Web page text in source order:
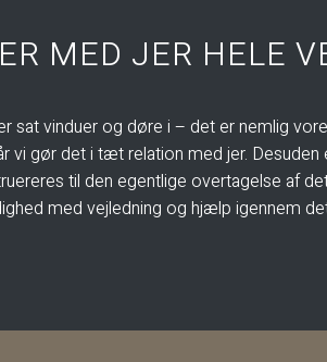
MED JER HELE
sat vinduer og døre i – det er nemlig
gør det i tæt relation med jer.
til den egentlige overtagelse af
med vejledning og hjælp igennem